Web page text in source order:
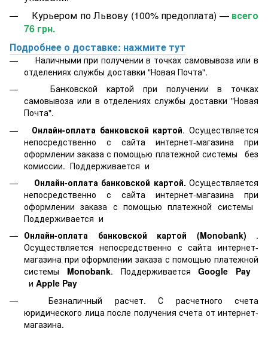
Курьером по Львову (100% предоплата) — всего
76 грн.
Подробнее о доставке: нажмите тут
Наличными при получении в точках самовывоза или в
отделениях службы доставки "Новая Почта".
Банковской картой при получении в точках
самовывоза или в отделениях службы доставки "Новая
Почта".
Онлайн-оплата банковской картой. Осуществляется
непосредственно с сайта интернет-магазина при
оформлении заказа с помощью платежной системы
без
комиссии. Поддерживается и
Онлайн-оплата банковской картой. Осуществляется
непосредственно с сайта интернет-магазина при
оформлении заказа с помощью платежной системы
Поддерживается и
Онлайн-оплата банковской картой
(Monobank) .
Осуществляется непосредственно с сайта интернет-
магазина при оформлении заказа с помощью платежной
системы Monobank. ПоддерживаетсяGoogle Pay
и Apple Pay
Безналичный расчет. С расчетного счета
юридического лица после получения счета от интернет-
магазина.